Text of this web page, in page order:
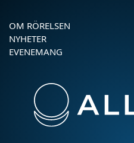
OM RÖRELSEN
NYHETER
EVENEMANG